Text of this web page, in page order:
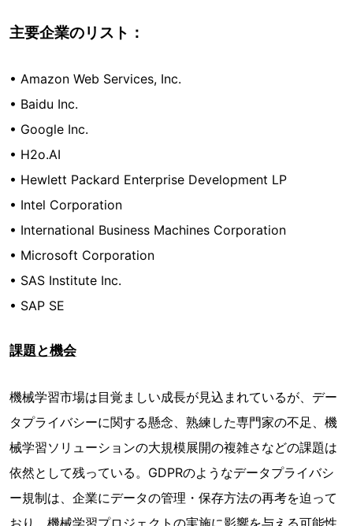
主要企業のリスト：
• Amazon Web Services, Inc.
• Baidu Inc.
• Google Inc.
• H2o.AI
• Hewlett Packard Enterprise Development LP
• Intel Corporation
• International Business Machines Corporation
• Microsoft Corporation
• SAS Institute Inc.
• SAP SE
課題と機会
機械学習市場は目覚ましい成長が見込まれているが、デー
タプライバシーに関する懸念、熟練した専門家の不足、機
械学習ソリューションの大規模展開の複雑さなどの課題は
依然として残っている。GDPRのようなデータプライバシ
ー規制は、企業にデータの管理・保存方法の再考を迫って